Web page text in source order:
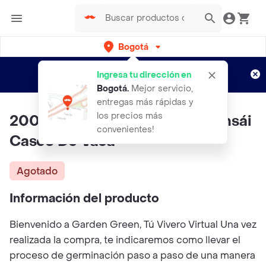
Bogotá
Ingresa tu dirección en
Bogotá. Mejor servicio,
entregas más rápidas y
los precios más
convenientes!
envíos gratis por semanas
Aplican TyC
200 Semillas Orgánicas De Bonsái
Casco De Vaca
Agotado
Información del producto
Bienvenido a Garden Green, Tú Vivero Virtual Una vez
realizada la compra, te indicaremos como llevar el
proceso de germinación paso a paso de una manera